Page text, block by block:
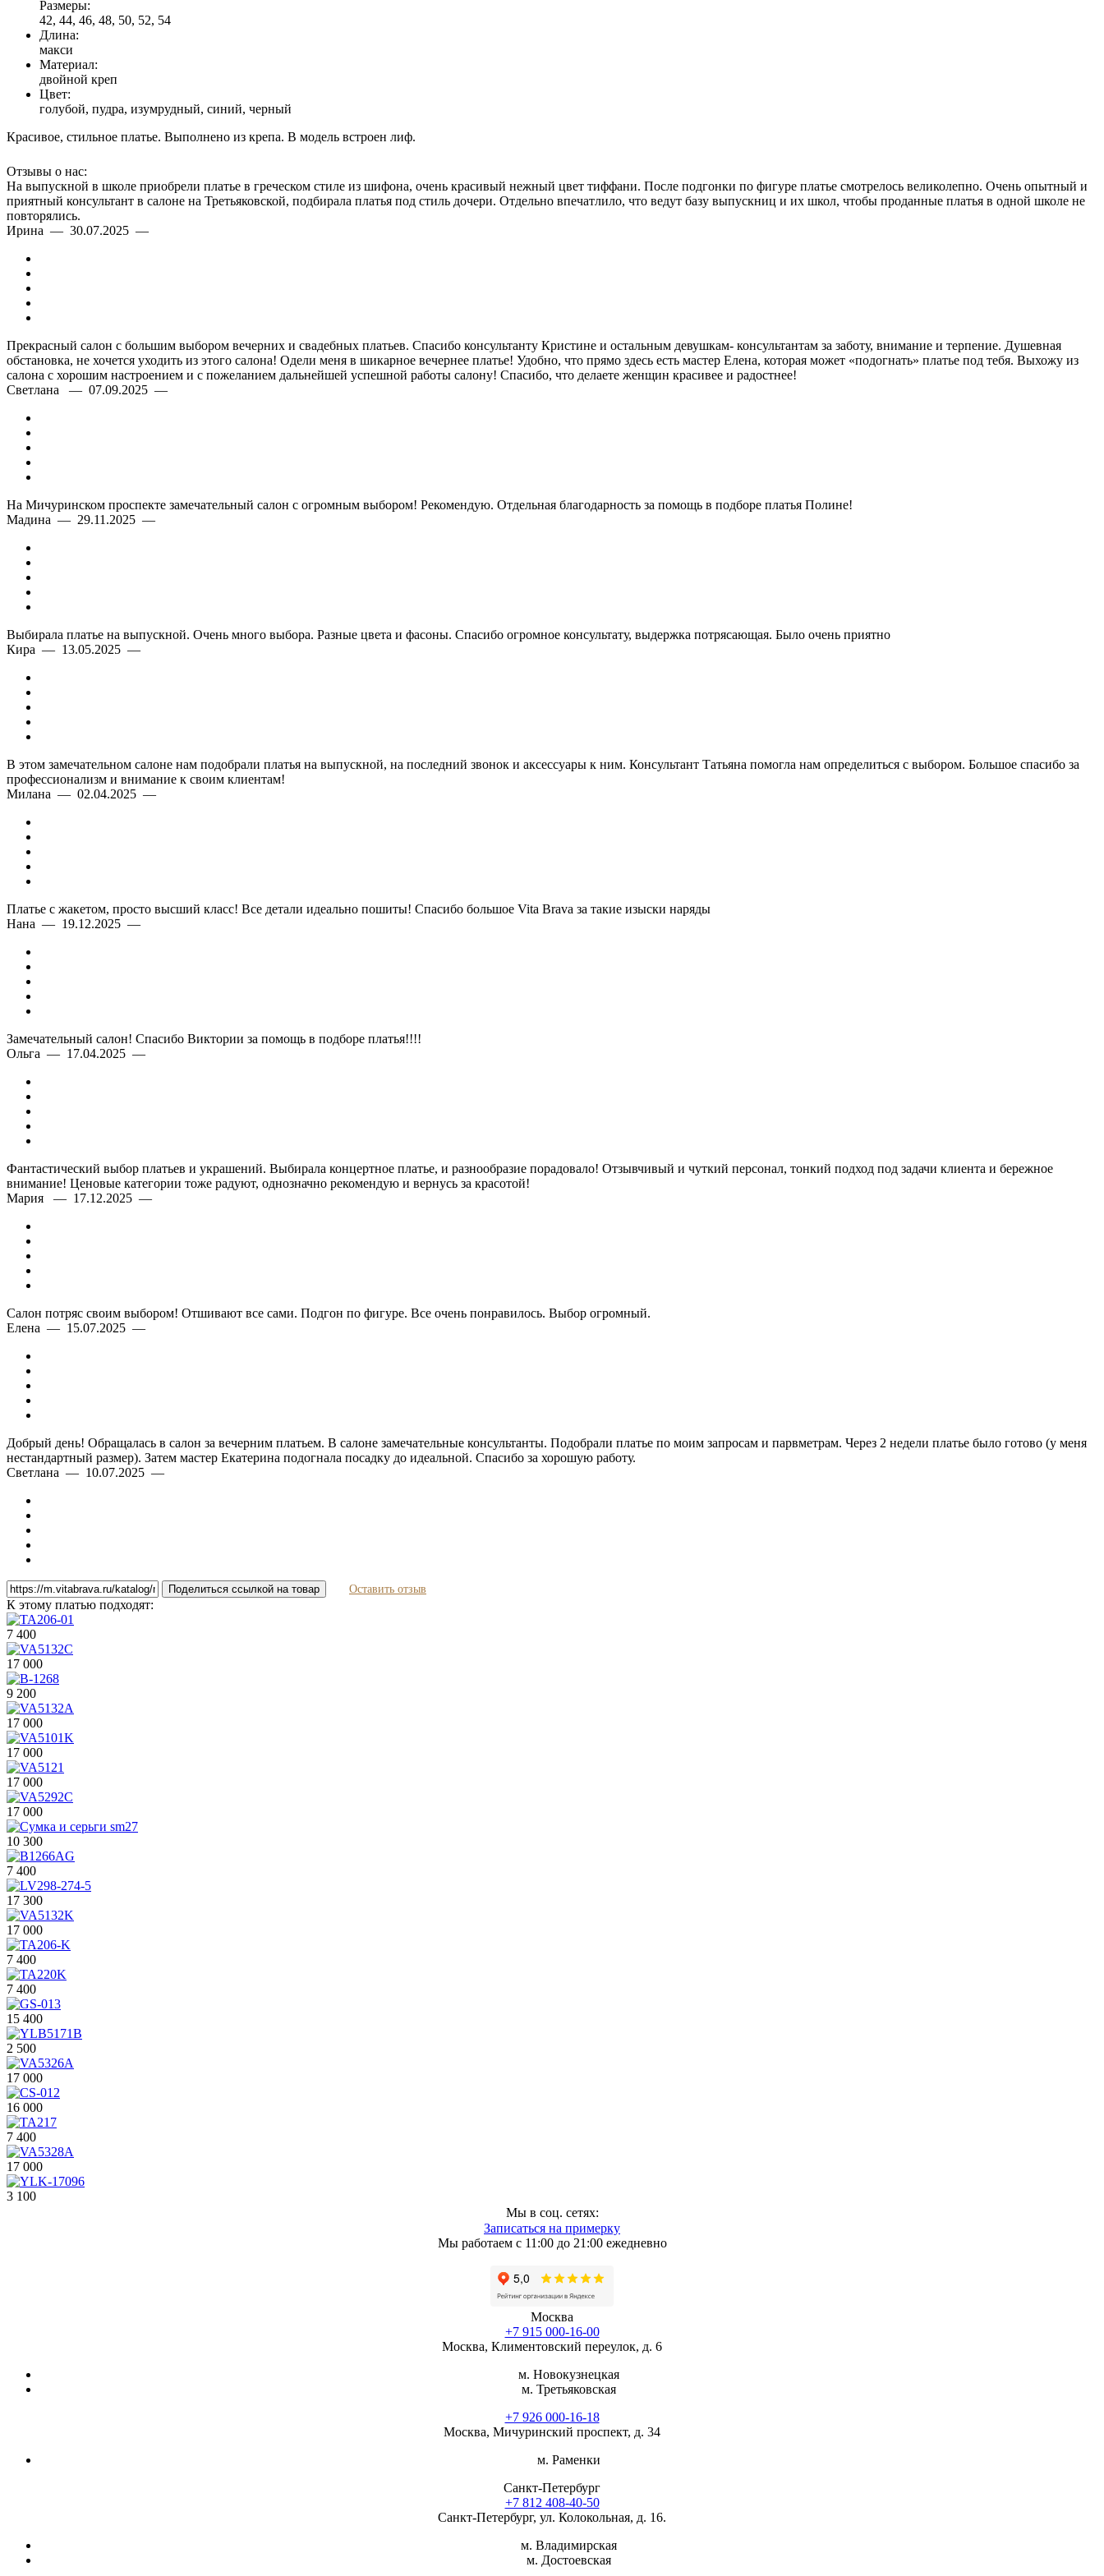
Размеры:
42, 44, 46, 48, 50, 52, 54
Длина:
макси
Материал:
двойной креп
Цвет:
голубой, пудра, изумрудный, синий, черный
Красивое, стильное платье. Выполнено из крепа. В модель встроен лиф.
Отзывы о нас:
На выпускной в школе приобрели платье в греческом стиле из шифона, очень красивый нежный цвет тиффани. После подгонки по фигуре платье смотрелось великолепно. Очень опытный и
приятный консультант в салоне на Третьяковской, подбирала платья под стиль дочери. Отдельно впечатлило, что ведут базу выпускниц и их школ, чтобы проданные платья в одной школе не
повторялись.
Ирина — 30.07.2025 —
Прекрасный салон с большим выбором вечерних и свадебных платьев. Спасибо консультанту Кристине и остальным девушкам- консультантам за заботу, внимание и терпение. Душевная
обстановка, не хочется уходить из этого салона! Одели меня в шикарное вечернее платье! Удобно, что прямо здесь есть мастер Елена, которая может «подогнать» платье под тебя. Выхожу из
салона с хорошим настроением и с пожеланием дальнейшей успешной работы салону! Спасибо, что делаете женщин красивее и радостнее!
Светлана — 07.09.2025 —
На Мичуринском проспекте замечательный салон с огромным выбором! Рекомендую. Отдельная благодарность за помощь в подборе платья Полине!
Мадина — 29.11.2025 —
Выбирала платье на выпускной. Очень много выбора. Разные цвета и фасоны. Спасибо огромное консультату, выдержка потрясающая. Было очень приятно
Кира — 13.05.2025 —
В этом замечательном салоне нам подобрали платья на выпускной, на последний звонок и аксессуары к ним. Консультант Татьяна помогла нам определиться с выбором. Большое спасибо за
профессионализм и внимание к своим клиентам!
Милана — 02.04.2025 —
Платье с жакетом, просто высший класс! Все детали идеально пошиты! Спасибо большое Vita Brava за такие изыски наряды
Нана — 19.12.2025 —
Замечательный салон! Спасибо Виктории за помощь в подборе платья!!!!
Ольга — 17.04.2025 —
Фантастический выбор платьев и украшений. Выбирала концертное платье, и разнообразие порадовало! Отзывчивый и чуткий персонал, тонкий подход под задачи клиента и бережное
внимание! Ценовые категории тоже радуют, однозначно рекомендую и вернусь за красотой!
Мария — 17.12.2025 —
Салон потряс своим выбором! Отшивают все сами. Подгон по фигуре. Все очень понравилось. Выбор огромный.
Елена — 15.07.2025 —
Добрый день! Обращалась в салон за вечерним платьем. В салоне замечательные консультанты. Подобрали платье по моим запросам и парвметрам. Через 2 недели платье было готово (у меня
нестандартный размер). Затем мастер Екатерина подогнала посадку до идеальной. Спасибо за хорошую работу.
Светлана — 10.07.2025 —
Поделиться ссылкой на товар Оставить отзыв
К этому платью подходят:
7 400
17 000
9 200
17 000
17 000
17 000
17 000
10 300
7 400
17 300
17 000
7 400
7 400
15 400
2 500
17 000
16 000
7 400
17 000
3 100
Мы в соц. сетях:
Записаться на примерку
Мы работаем с 11:00 до 21:00 ежедневно
Москва
+7 915 000-16-00
Москва, Климентовский переулок, д. 6
м. Новокузнецкая
м. Третьяковская
+7 926 000-16-18
Москва, Мичуринский проспект, д. 34
м. Раменки
Санкт-Петербург
+7 812 408-40-50
Санкт-Петербург, ул. Колокольная, д. 16.
м. Владимирская
м. Достоевская